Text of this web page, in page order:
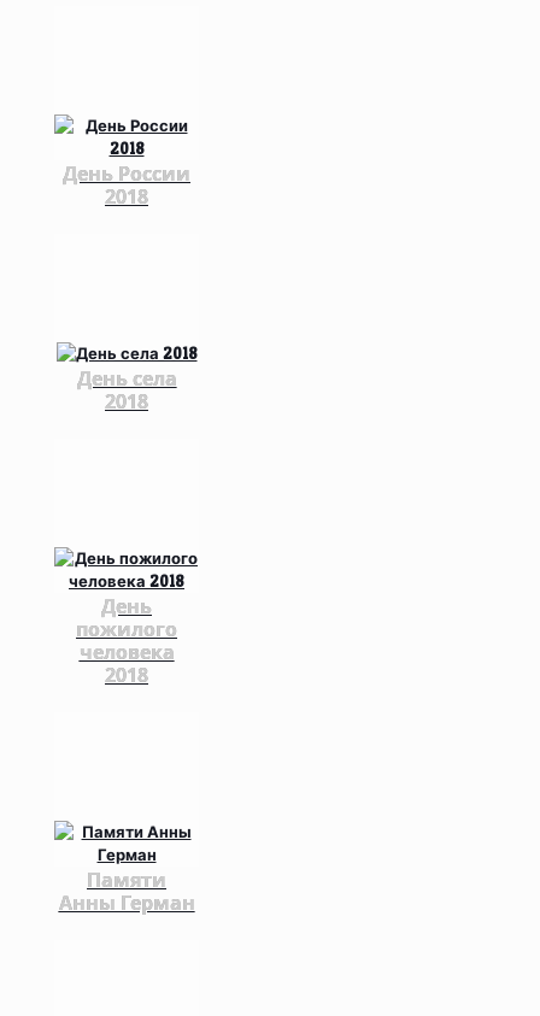
День России
2018
День села
2018
День
пожилого
человека
2018
Памяти
Анны Герман